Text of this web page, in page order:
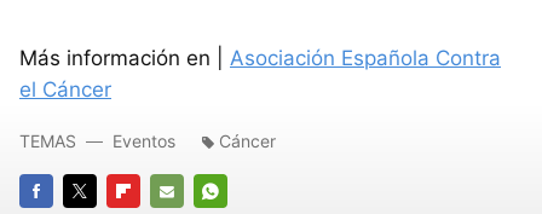
Más información en | Asociación Española Contra
el Cáncer
TEMAS Eventos Cáncer